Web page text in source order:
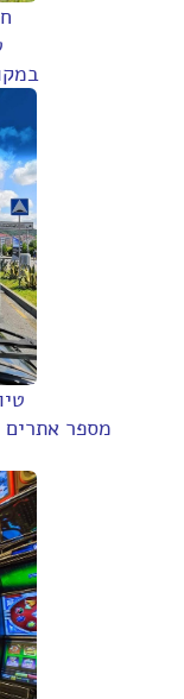
מספר